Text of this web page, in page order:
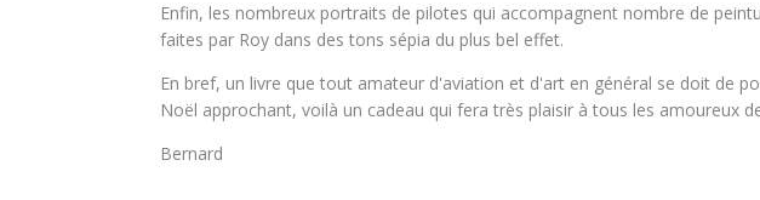
Enfin, les nombreux portraits de pilotes qui accompagnent nombre de
faites par Roy dans des tons sépia du plus bel effet.
En bref, un livre que tout amateur d'aviation et d'art en général se doit de
Noël approchant, voilà un cadeau qui fera très plaisir à tous les amoureux
Bernard